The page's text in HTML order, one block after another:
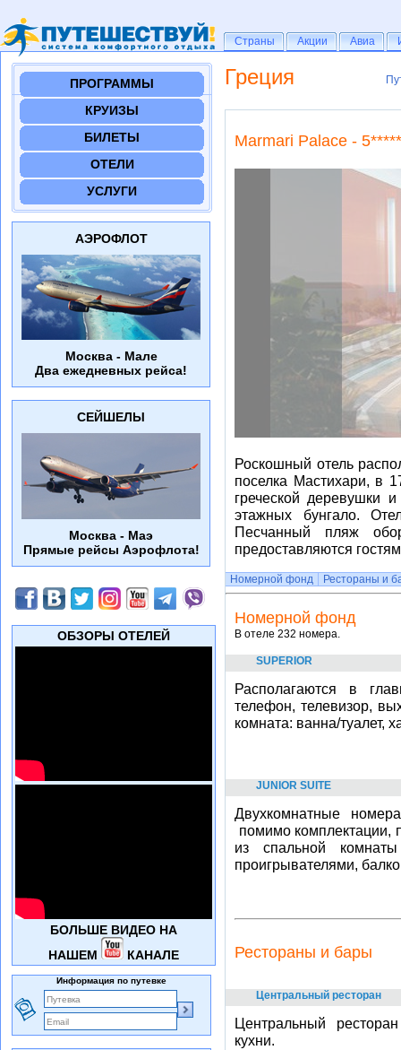
Греция
Marmari Palace - 5*****
Роскошный отель
поселка Мастихари, в
греческой деревушки
этажных бунгало.
Песчанный пляж
предоставляются
Номерной фонд Рестораны и
Номерной фонд
В отеле 232 номера.
SUPERIOR
Располагаются в
телефон, телевизор,
комната: ванна/туалет,
JUNIOR SUITE
Двухкомнатные
помимо комплектации,
из спальной
проигрывателями,
Рестораны и бары
Центральный ресторан
Центральный
кухни.
ПРОГРАММЫ
КРУИЗЫ
БИЛЕТЫ
ОТЕЛИ
УСЛУГИ
АЭРОФЛОТ
Москва - Мале
Два ежедневных рейса!
СЕЙШЕЛЫ
Москва - Маэ
Прямые рейсы Аэрофлота!
ОБЗОРЫ ОТЕЛЕЙ
БОЛЬШЕ ВИДЕО НА
НАШЕМ
КАНАЛЕ
Информация по путевке
Страны
Страны Акции
Акции Авиа
Авиа